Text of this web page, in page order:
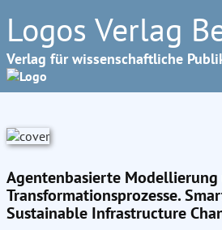
Logos Verlag
Verlag für wissenschaftliche
Agentenbasierte
Transformationsprozesse.
Sustainable Infrastructure